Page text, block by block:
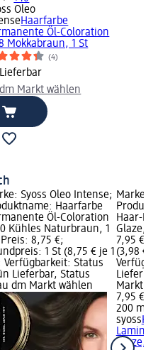
Oleo
Haarfarbe
Öl-Coloration
Mokkabraun, 1 St
(4)
Lieferbar
dm Markt wählen
Syoss Oleo Intense;
Haarfarbe
Öl-Coloration
Kühles Naturbraun, 1
8,75 €;
1 St (8,75 € je 1
Verfügbarkeit: Status
Lieferbar, Status
dm Markt wählen
Marke:
Haar-
Glaze,
7,95 €;
(3,98 €
Markt
7,95 €
200 ml
syoss
Glaze,